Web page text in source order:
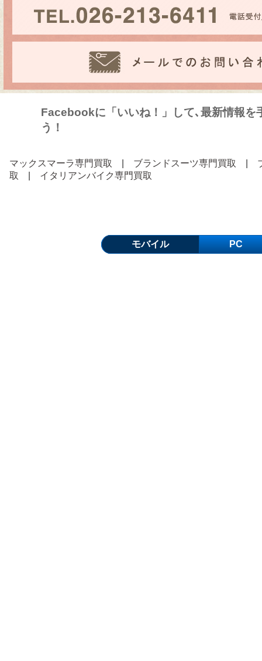
Facebookに「いいね！」して､最新情報を
う！
マックスマーラ専門買取 ブランドスーツ専門買取
取
イタリアンバイク専門買取
モバイル PC